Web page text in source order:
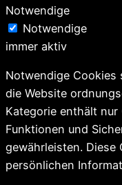
Notwendige
Notwendige
immer aktiv
Notwendige
die Website
Kategorie enthält
Funktionen und
gewährleisten. Diese
persönlichen